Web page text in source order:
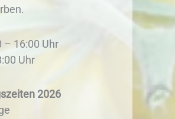
– 16:00 Uhr
Uhr
2026